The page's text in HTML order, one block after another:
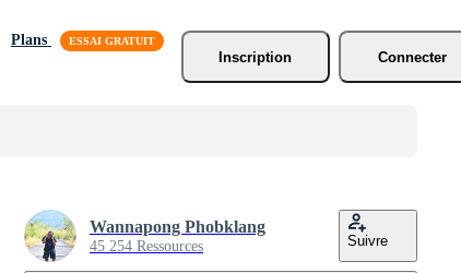
Plans
Inscription
Connecter
Wannapong Phobklang
45 254 Ressources Suivre